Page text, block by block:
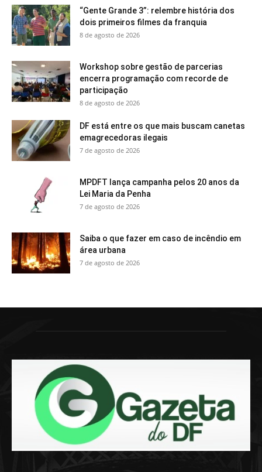
“Gente Grande 3”: relembre história dos
dois primeiros filmes da franquia
8 de agosto de 2026
Workshop sobre gestão de parcerias
encerra programação com recorde de
participação
8 de agosto de 2026
DF está entre os que mais buscam canetas
emagrecedoras ilegais
7 de agosto de 2026
MPDFT lança campanha pelos 20 anos da
Lei Maria da Penha
7 de agosto de 2026
Saiba o que fazer em caso de incêndio em
área urbana
7 de agosto de 2026